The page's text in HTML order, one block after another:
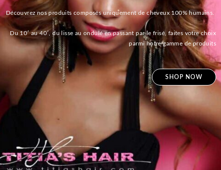
Découvrez nos produits composés uniquement de cheveux 100% humains.
Du 10′ au 40′, du lisse au ondulé en passant par le frisé, faites votre choix
parmi notre gamme de produits
SHOP NOW